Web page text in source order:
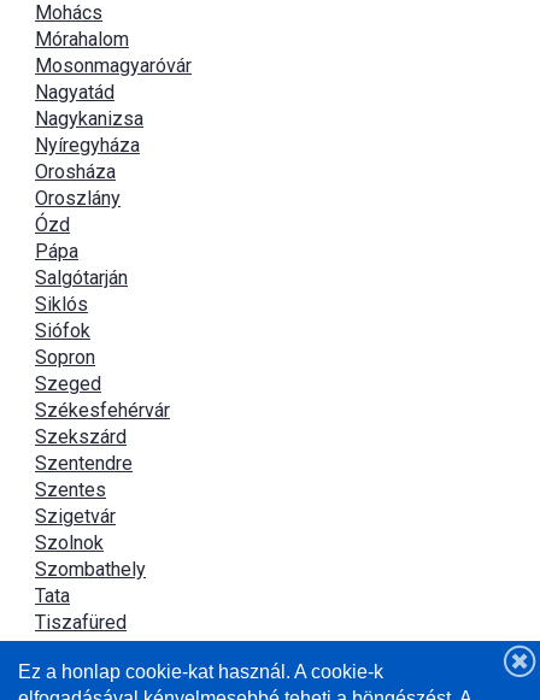
Mohács
Mórahalom
Mosonmagyaróvár
Nagyatád
Nagykanizsa
Nyíregyháza
Orosháza
Oroszlány
Ózd
Pápa
Salgótarján
Siklós
Siófok
Sopron
Szeged
Székesfehérvár
Szekszárd
Szentendre
Szentes
Szigetvár
Szolnok
Szombathely
Tata
Tiszafüred
Újszász
Ez a honlap cookie-kat használ. A cookie-k